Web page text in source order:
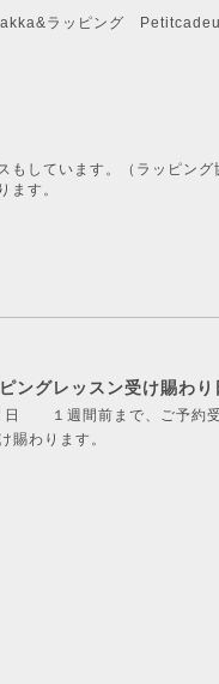
ラッピング
しています。（ラッピン
ます。
グレッスン受け賜わり
日 １週間前まで、ご予約
賜わります。